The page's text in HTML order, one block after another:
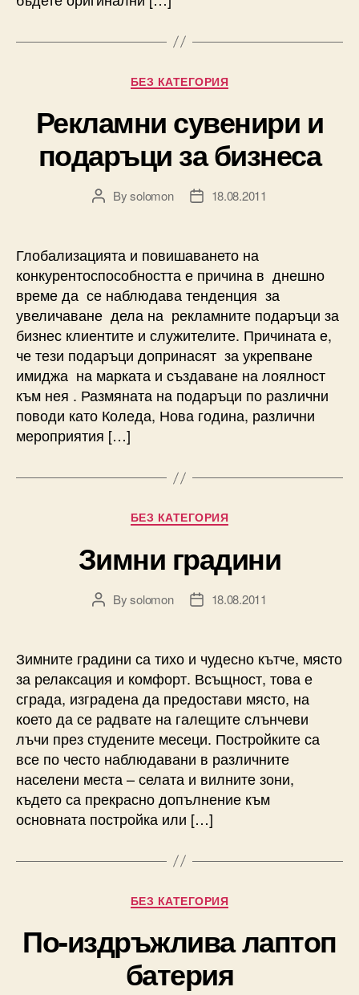
Categories
БЕЗ КАТЕГОРИЯ
Рекламни сувенири и
подаръци за бизнеса
PostBysolomon
Post18.08.2011
Глобализацията и повишаването на
конкурентоспособността е причина в днешно
време да се наблюдава тенденция за
увеличаване дела на рекламните подаръци за
бизнес клиентите и служителите. Причината е,
че тези подаръци допринасят за укрепване
имиджа на марката и създаване на лоялност
към нея . Размяната на подаръци по различни
поводи като Коледа, Нова година, различни
мероприятия […]
Categories
БЕЗ КАТЕГОРИЯ
Зимни градини
PostBysolomon
Post18.08.2011
Зимните градини са тихо и чудесно кътче, място
за релаксация и комфорт. Всъщност, това е
сграда, изградена да предостави място, на
което да се радвате на галещите слънчеви
лъчи през студените месеци. Постройките са
все по често наблюдавани в различните
населени места – селата и вилните зони,
където са прекрасно допълнение към
основната постройка или […]
Categories
БЕЗ КАТЕГОРИЯ
По-издръжлива лаптоп
батерия